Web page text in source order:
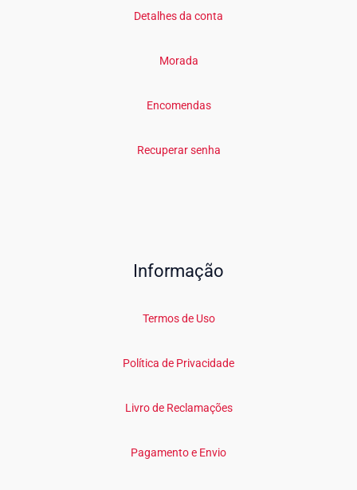
Detalhes da conta
Morada
Encomendas
Recuperar senha
Informação
Termos de Uso
Política de Privacidade
Livro de Reclamações
Pagamento e Envio